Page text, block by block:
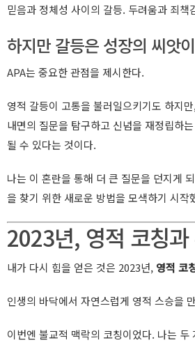
믿음과 정체성 사이의 갈등. 두려움과 죄책
하지만 갈등은 성장의 씨앗
APA는 중요한 관점을 제시한다.
영적 갈등이 고통을 불러일으키기도 하지
내면의 질문을 탐구하고 신념을 재정립하
될 수 있다는 것이다.
나는 이 혼란을 통해 더 큰 질문을 던지게
을 찾기 위한 새로운 방법을 모색하기 시작
2023년, 영적 코칭
내가 다시 힘을 얻은 것은 2023년, 영적 코
인생의 바닥에서 자연스럽게 영적 스승을
이번엔 불교적 맥락의 코칭이었다. 나는 두